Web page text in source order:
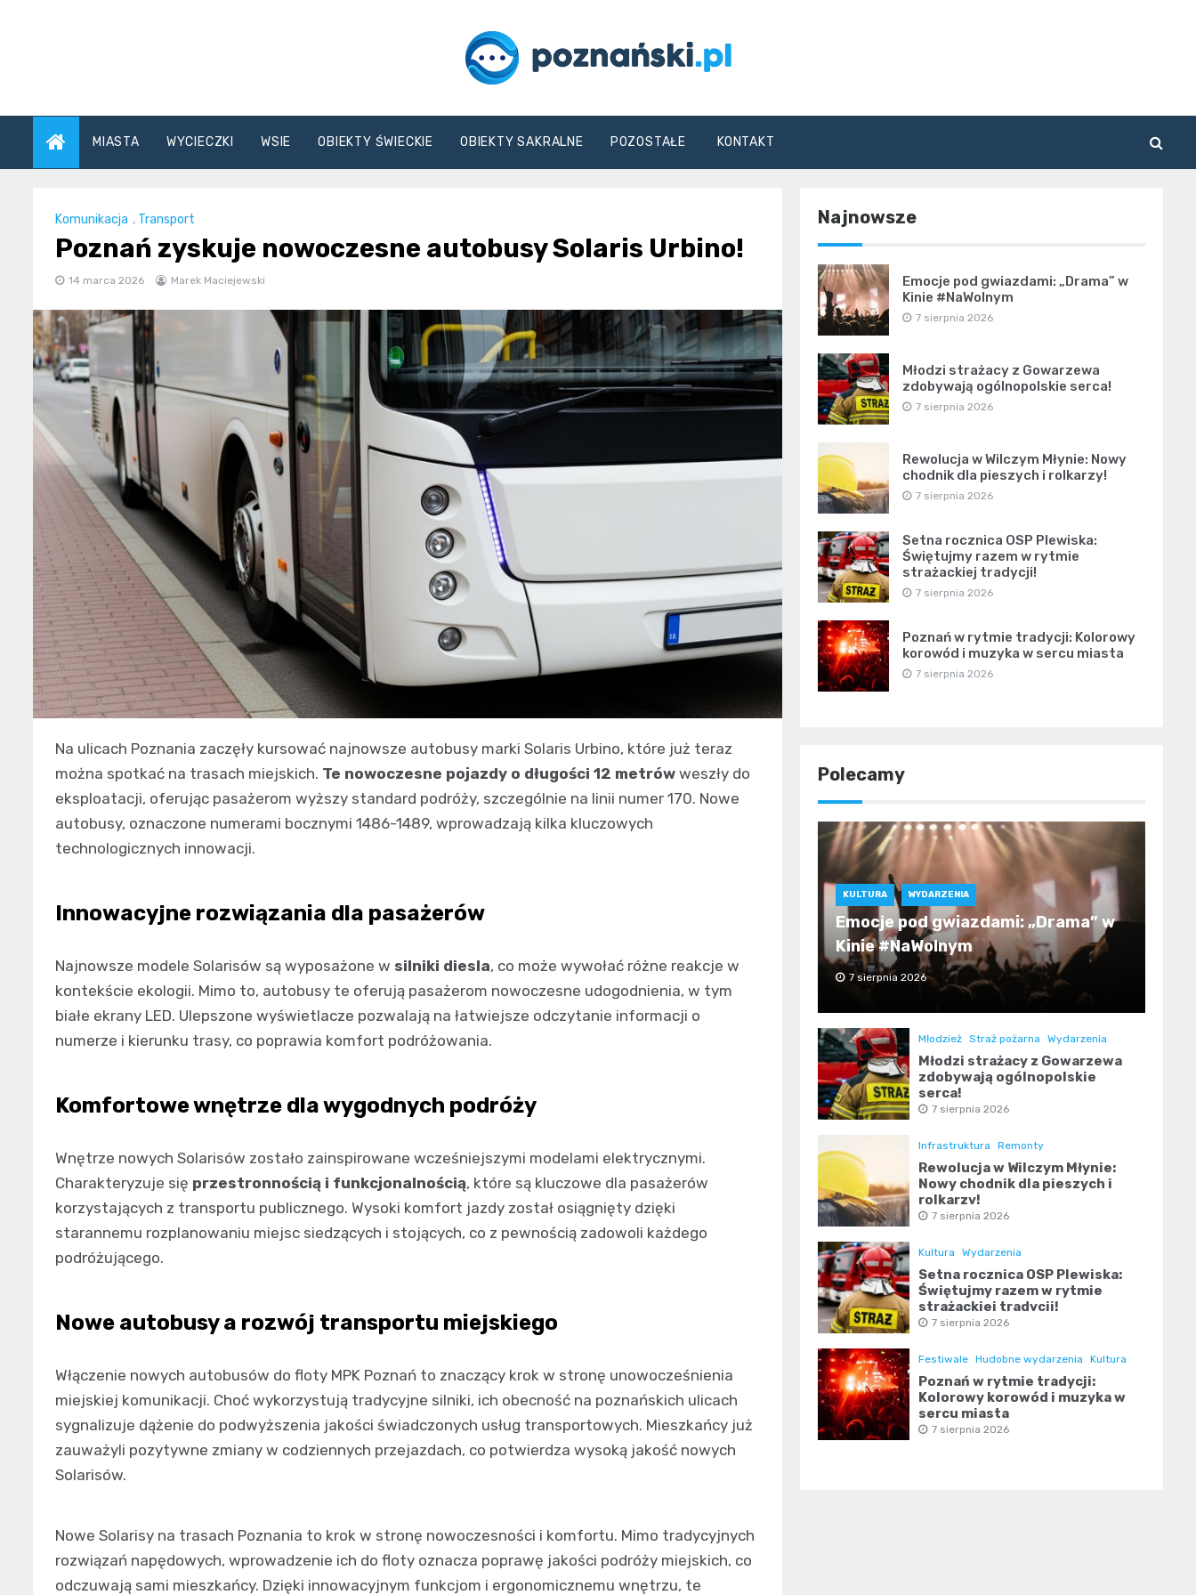
poznanski.pl
MIASTA WYCIECZKI WSIE OBIEKTY ŚWIECKIE OBIEKTY SAKRALNE POZOSTAŁE KONTAKT
Komunikacja , Transport
Poznań zyskuje nowoczesne autobusy Solaris Urbino!
14 marca 2026 Marek Maciejewski
Na ulicach Poznania zaczęły kursować najnowsze autobusy marki Solaris Urbino, które już teraz
można spotkać na trasach miejskich. Te nowoczesne pojazdy o długości 12 metrów weszły do
eksploatacji, oferując pasażerom wyższy standard podróży, szczególnie na linii numer 170. Nowe
autobusy, oznaczone numerami bocznymi 1486-1489, wprowadzają kilka kluczowych
technologicznych innowacji.
Innowacyjne rozwiązania dla pasażerów
Najnowsze modele Solarisów są wyposażone w silniki diesla, co może wywołać różne reakcje w
kontekście ekologii. Mimo to, autobusy te oferują pasażerom nowoczesne udogodnienia, w tym
białe ekrany LED. Ulepszone wyświetlacze pozwalają na łatwiejsze odczytanie informacji o
numerze i kierunku trasy, co poprawia komfort podróżowania.
Komfortowe wnętrze dla wygodnych podróży
Wnętrze nowych Solarisów zostało zainspirowane wcześniejszymi modelami elektrycznymi.
Charakteryzuje się przestronnością i funkcjonalnością, które są kluczowe dla pasażerów
korzystających z transportu publicznego. Wysoki komfort jazdy został osiągnięty dzięki
starannemu rozplanowaniu miejsc siedzących i stojących, co z pewnością zadowoli każdego
podróżującego.
Nowe autobusy a rozwój transportu miejskiego
Włączenie nowych autobusów do floty MPK Poznań to znaczący krok w stronę unowocześnienia
miejskiej komunikacji. Choć wykorzystują tradycyjne silniki, ich obecność na poznańskich ulicach
sygnalizuje dążenie do podwyższenia jakości świadczonych usług transportowych. Mieszkańcy już
zauważyli pozytywne zmiany w codziennych przejazdach, co potwierdza wysoką jakość nowych
Solarisów.
Nowe Solarisy na trasach Poznania to krok w stronę nowoczesności i komfortu. Mimo tradycyjnych
rozwiązań napędowych, wprowadzenie ich do floty oznacza poprawę jakości podróży miejskich, co
odczuwają sami mieszkańcy. Dzięki innowacyjnym funkcjom i ergonomicznemu wnętrzu, te
Najnowsze
Emocje pod gwiazdami: „Drama” w
Kinie #NaWolnym
7 sierpnia 2026
Młodzi strażacy z Gowarzewa
zdobywają ogólnopolskie serca!
7 sierpnia 2026
Rewolucja w Wilczym Młynie: Nowy
chodnik dla pieszych i rolkarzy!
7 sierpnia 2026
Setna rocznica OSP Plewiska:
Świętujmy razem w rytmie
strażackiej tradycji!
7 sierpnia 2026
Poznań w rytmie tradycji: Kolorowy
korowód i muzyka w sercu miasta
7 sierpnia 2026
Polecamy
KULTURA WYDARZENIA
Emocje pod gwiazdami: „Drama” w
Kinie #NaWolnym
7 sierpnia 2026
Młodzież Straż pożarna Wydarzenia
Młodzi strażacy z Gowarzewa
zdobywają ogólnopolskie
serca!
7 sierpnia 2026
Infrastruktura Remonty
Rewolucja w Wilczym Młynie:
Nowy chodnik dla pieszych i
rolkarzy!
7 sierpnia 2026
Kultura Wydarzenia
Setna rocznica OSP Plewiska:
Świętujmy razem w rytmie
strażackiej tradycji!
7 sierpnia 2026
Festiwale Hudobne wydarzenia Kultura
Poznań w rytmie tradycji:
Kolorowy korowód i muzyka w
sercu miasta
7 sierpnia 2026